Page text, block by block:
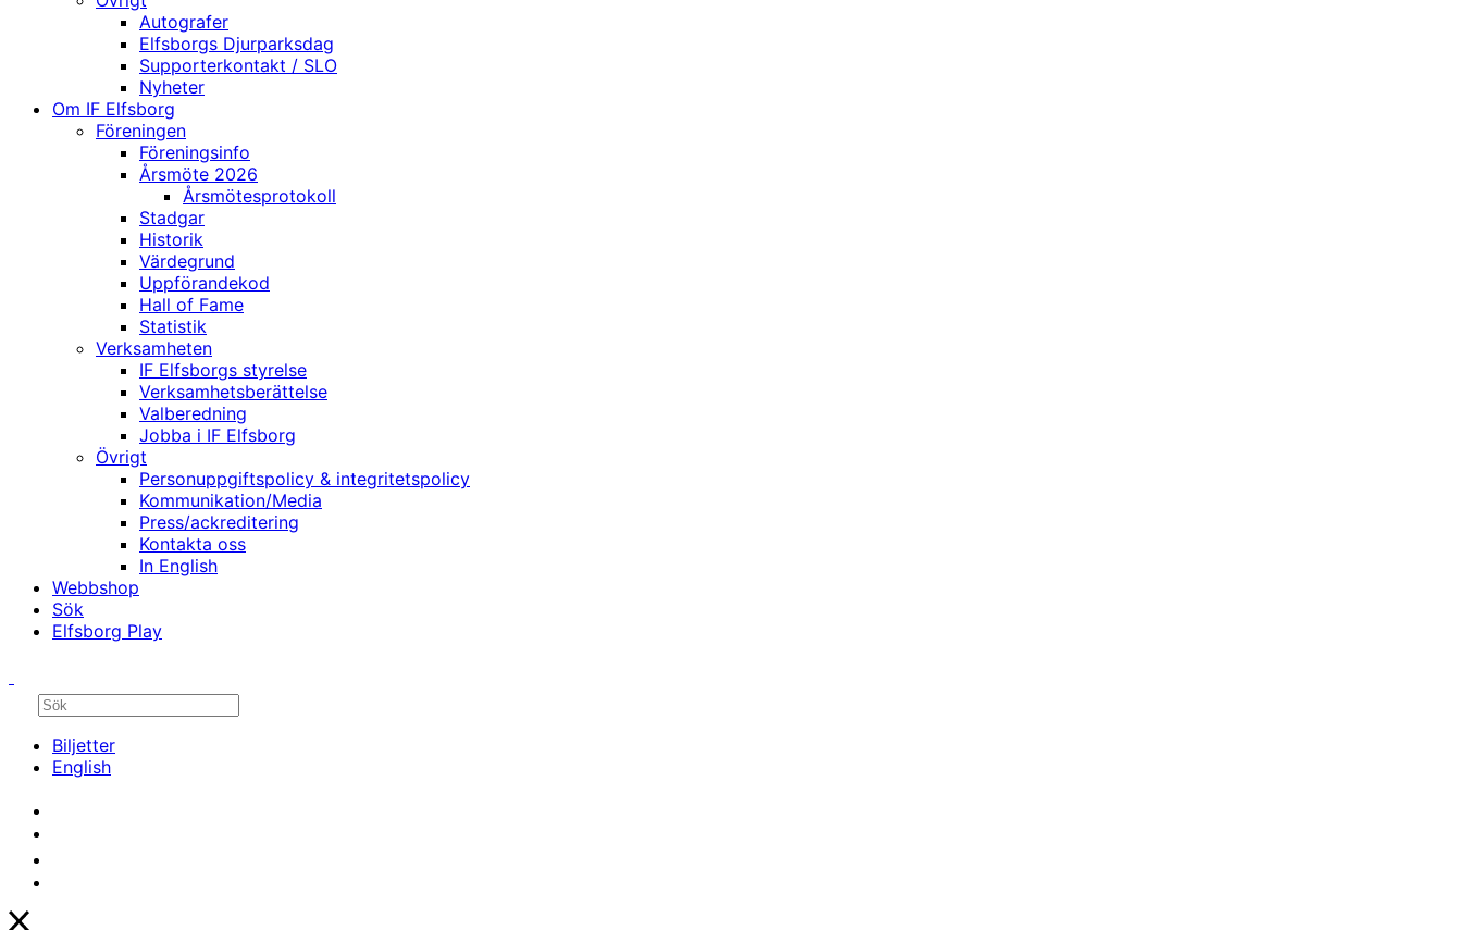
Autografer
Elfsborgs Djurparksdag
Supporterkontakt / SLO
Nyheter
Om IF Elfsborg
Föreningen
Föreningsinfo
Årsmöte 2026
Årsmötesprotokoll
Stadgar
Historik
Värdegrund
Uppförandekod
Hall of Fame
Statistik
Verksamheten
IF Elfsborgs styrelse
Verksamhetsberättelse
Valberedning
Jobba i IF Elfsborg
Övrigt
Personuppgiftspolicy & integritetspolicy
Kommunikation/Media
Press/ackreditering
Kontakta oss
In English
Webbshop
Sök
Elfsborg Play
Biljetter
English